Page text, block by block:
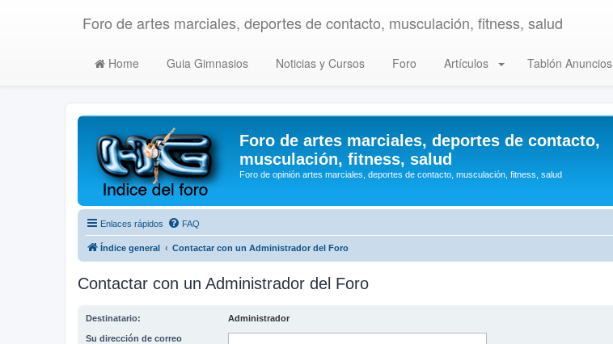
Foro de artes marciales, deportes de contacto, musculación, fitness, salud
Home Guia Gimnasios Noticias y Cursos Foro Artículos Tablón Anuncios
Foro de artes marciales, deportes de contacto,
musculación, fitness, salud
Foro de opinión artes marciales, deportes de contacto, musculación, fitness, salud
Enlaces rápidos FAQ
Índice general Contactar con un Administrador del Foro
Contactar con un Administrador del Foro
Destinatario: Administrador
Su dirección de correo